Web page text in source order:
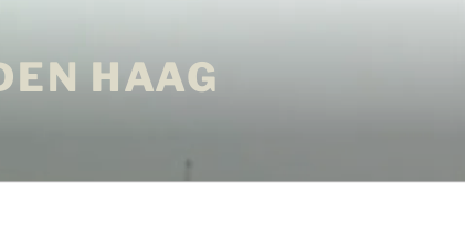
HAAG